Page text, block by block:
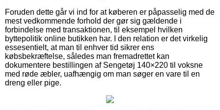
Foruden dette går vi ind for at køberen er påpasselig med de
mest vedkommende forhold der gør sig gældende i
forbindelse med transaktionen, til eksempel hvilken
byttepolitik online butikken har. I den relation er det virkelig
essesentielt, at man til enhver tid sikrer ens
købsbekræftelse, således man fremadrettet kan
dokumentere bestillingen af Sengetøj 140×220 til voksne
med røde æbler, uafhængig om man søger en vare til en
dreng eller pige.